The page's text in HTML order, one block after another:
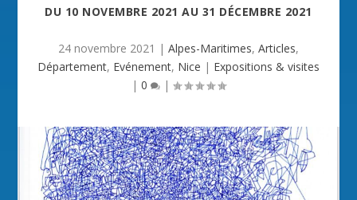
DU 10 NOVEMBRE 2021 AU 31 DÉCEMBRE 2021
24 novembre 2021 | Alpes-Maritimes, Articles,
Département, Evénement, Nice | Expositions & visites
| 0 |